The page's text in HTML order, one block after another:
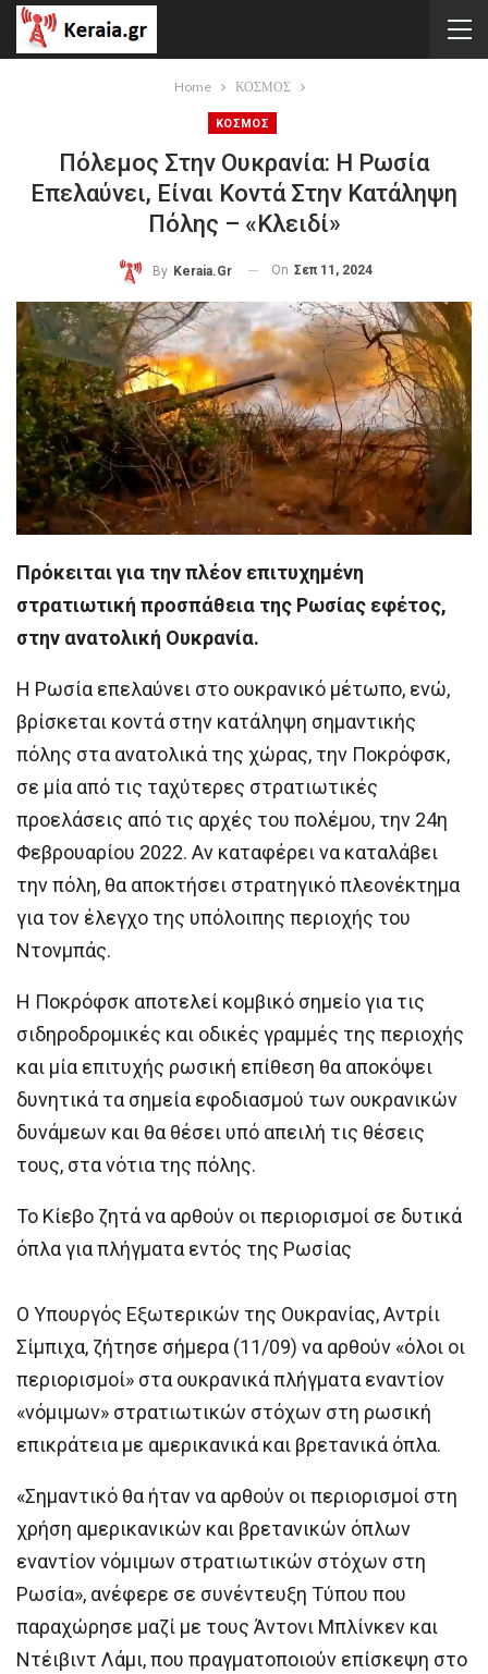
Home ΚΟΣΜΟΣ
ΚΟΣΜΟΣ
Πόλεμος Στην Ουκρανία: Η Ρωσία
Επελαύνει, Είναι Κοντά Στην Κατάληψη
Πόλης – «κλειδί»
By Keraia.gr On Σεπ 11, 2024
Πρόκειται για την πλέον επιτυχημένη
στρατιωτική προσπάθεια της Ρωσίας εφέτος,
στην ανατολική Ουκρανία.
Η Ρωσία επελαύνει στο ουκρανικό μέτωπο, ενώ,
βρίσκεται κοντά στην κατάληψη σημαντικής
πόλης στα ανατολικά της χώρας, την Ποκρόφσκ,
σε μία από τις ταχύτερες στρατιωτικές
προελάσεις από τις αρχές του πολέμου, την 24η
Φεβρουαρίου 2022. Αν καταφέρει να καταλάβει
την πόλη, θα αποκτήσει στρατηγικό πλεονέκτημα
για τον έλεγχο της υπόλοιπης περιοχής του
Ντονμπάς.
Η Ποκρόφσκ αποτελεί κομβικό σημείο για τις
σιδηροδρομικές και οδικές γραμμές της περιοχής
και μία επιτυχής ρωσική επίθεση θα αποκόψει
δυνητικά τα σημεία εφοδιασμού των ουκρανικών
δυνάμεων και θα θέσει υπό απειλή τις θέσεις
τους, στα νότια της πόλης.
Το Κίεβο ζητά να αρθούν οι περιορισμοί σε δυτικά
όπλα για πλήγματα εντός της Ρωσίας
Ο Υπουργός Εξωτερικών της Ουκρανίας, Αντρίι
Σίμπιχα, ζήτησε σήμερα (11/09) να αρθούν «όλοι οι
περιορισμοί» στα ουκρανικά πλήγματα εναντίον
«νόμιμων» στρατιωτικών στόχων στη ρωσική
επικράτεια με αμερικανικά και βρετανικά όπλα.
«Σημαντικό θα ήταν να αρθούν οι περιορισμοί στη
χρήση αμερικανικών και βρετανικών όπλων
εναντίον νόμιμων στρατιωτικών στόχων στη
Ρωσία», ανέφερε σε συνέντευξη Τύπου που
παραχώρησε μαζί με τους Άντονι Μπλίνκεν και
Ντέιβιντ Λάμι, που πραγματοποιούν επίσκεψη στο